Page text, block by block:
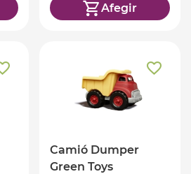
Afegir
Camió Dumper
Green Toys